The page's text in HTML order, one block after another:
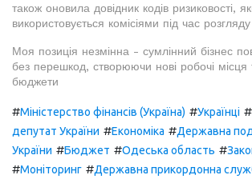
також оновила довідник кодів ризиковості,
використовується комісіями під час
Моя позиція незмінна - сумлінний бізнес
без перешкод, створюючи нові робочі
бюджети
#Міністерство фінансів (Україна) #Українці #
депутат України #Економіка #Державна
України #Бюджет #Одеська область #
#Моніторинг #Державна прикордонна